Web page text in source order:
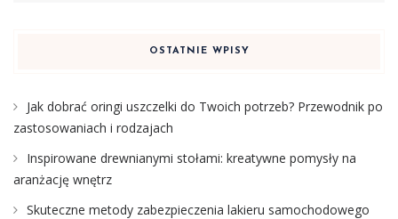
OSTATNIE WPISY
Jak dobrać oringi uszczelki do Twoich potrzeb? Przewodnik po
zastosowaniach i rodzajach
Inspirowane drewnianymi stołami: kreatywne pomysły na
aranżację wnętrz
Skuteczne metody zabezpieczenia lakieru samochodowego